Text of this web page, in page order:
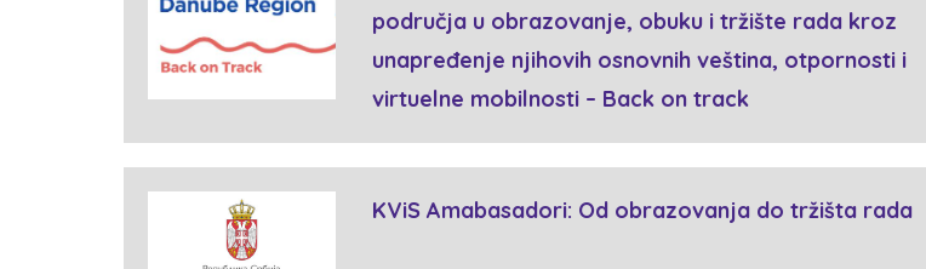
područja u obrazovanje, obuku i tržište rada kroz
unapređenje njihovih osnovnih veština, otpornosti i
virtuelne mobilnosti – Back on track
KViS Amabasadori: Od obrazovanja do tržišta rada